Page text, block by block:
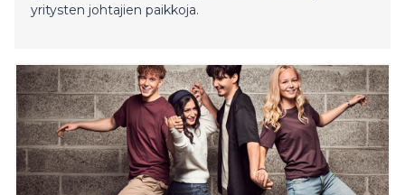
yritysten johtajien paikkoja.